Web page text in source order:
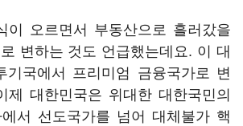
이 오르면서 부동산으로 흘러갔을
변하는 것도 언급했는데요. 이 대
기국에서 프리미엄 금융국가로 변
제 대한민국은 위대한 대한국민의
서 선도국가를 넘어 대체불가 핵